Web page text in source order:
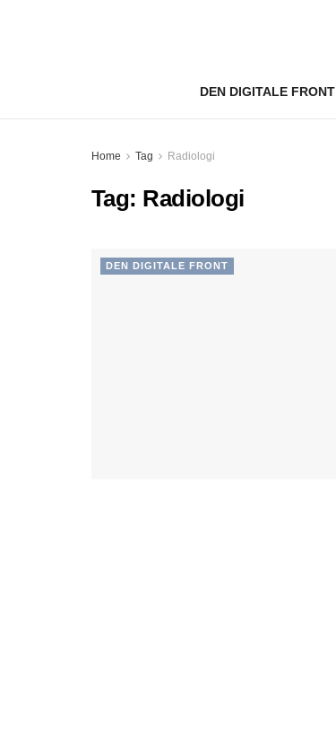
DEN DIGITALE FRONT
Home Tag Radiologi
Tag: Radiologi
DEN DIGITALE FRONT